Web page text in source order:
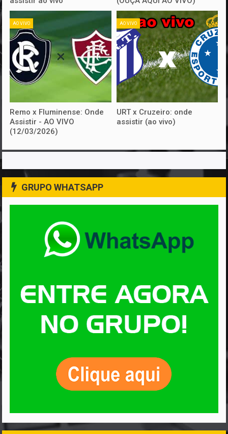
AO VIVO
Remo x Fluminense: Onde
Assistir - AO VIVO
(12/03/2026)
AO VIVO
URT x Cruzeiro: onde
assistir (ao vivo)
GRUPO WHATSAPP